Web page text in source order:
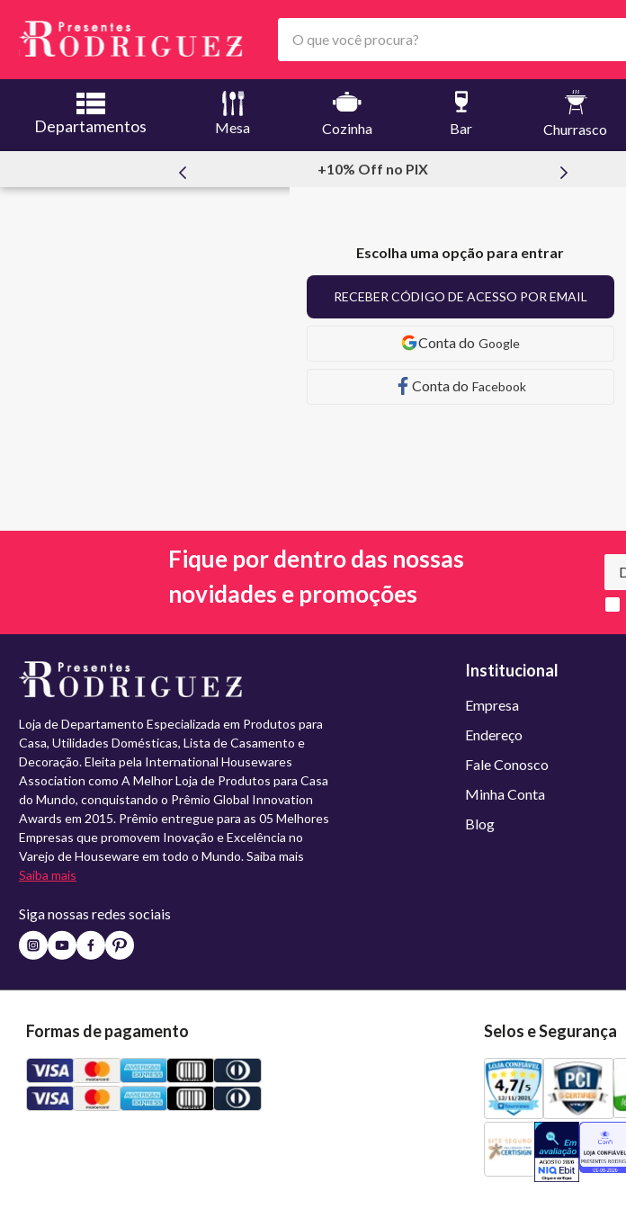
O que você procura?
Departamentos Mesa Cozinha Bar Churrasco
+10% Off no PIX
Escolha uma opção para entrar
RECEBER CÓDIGO DE ACESSO POR EMAIL
Google
Facebook
Fique por dentro das nossas
novidades e promoções
Loja de Departamento Especializada em Produtos para
Casa, Utilidades Domésticas, Lista de Casamento e
Decoração. Eleita pela International Housewares
Association como A Melhor Loja de Produtos para Casa
do Mundo, conquistando o Prêmio Global Innovation
Awards em 2015. Prêmio entregue para as 05 Melhores
Empresas que promovem Inovação e Excelência no
Varejo de Houseware em todo o Mundo. Saiba mais
Saiba mais
Siga nossas redes sociais
Institucional
Empresa
Endereço
Fale Conosco
Minha Conta
Blog
Formas de pagamento Selos e Segurança